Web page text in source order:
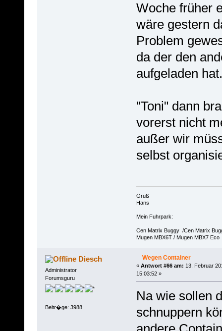
Woche früher
wäre gestern
Problem
da der den
aufgeladen hat.
"Toni" dann
vorerst nicht
außer wir
selbst
Gruß
Hans
Mein Fuhrpark:
Cen Matrix Buggy /Cen Matrix
Mugen MBX6T / Mugen MBX7 Eco
Diesch
Administrator
Forumsguru
Beitr�ge: 3988
Wegen Container
« Antwort #66 am: 13. Februar
15:03:52 »
Na wie sollen
schnuppern